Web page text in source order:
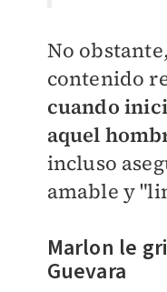
No
contenido
cuando
aquel
incluso
amable y
Marlon le
Guevara